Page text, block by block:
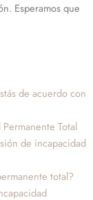
Esperamos que
de acuerdo con
Total
de incapacidad
total?